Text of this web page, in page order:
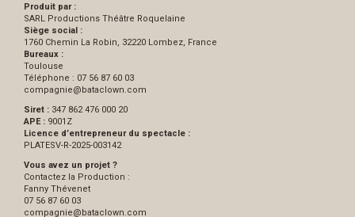
Produit par :
SARL Productions Théâtre Roquelaine
Siège social :
1760 Chemin La Robin, 32220 Lombez, France
Bureaux :
Toulouse
Téléphone : 07 56 87 60 03
compagnie@bataclown.com
Siret : 347 862 476 000 20
APE : 9001Z
Licence d’entrepreneur du spectacle :
PLATESV-R-2025-003142
Vous avez un projet ?
Contactez la Production :
Fanny Thévenet
07 56 87 60 03
compagnie@bataclown.com